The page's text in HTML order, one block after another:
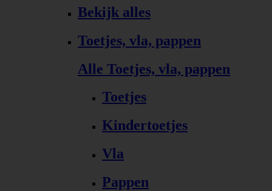
Bekijk alles
Toetjes, vla, pappen
Alle Toetjes, vla, pappen
Toetjes
Kindertoetjes
Vla
Pappen